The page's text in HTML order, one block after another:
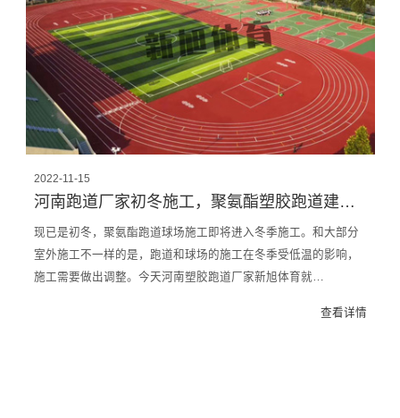
2022-11-15
河南跑道厂家初冬施工，聚氨酯塑胶跑道建设，这些要清楚
现已是初冬，聚氨酯跑道球场施工即将进入冬季施工。和大部分
室外施工不一样的是，跑道和球场的施工在冬季受低温的影响，
施工需要做出调整。今天河南塑胶跑道厂家新旭体育就…
查看详情